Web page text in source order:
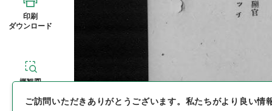
印刷
ダウンロード
概観図
ご訪問いただきありがとうございます。 私たちがより良い情